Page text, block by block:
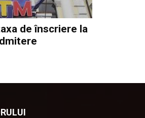
de înscriere la